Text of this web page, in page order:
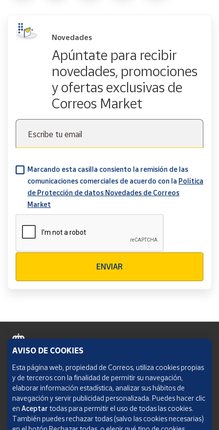
Novedades
Apúntate para recibir
novedades, promociones
y ofertas exclusivas de
Correos Market
Escribe tu email
Marcando esta casilla consiento la remisión de las
comunicaciones comerciales de acuerdo con la Política
de Protección de datos Novedades de Correos
Market
ENVIAR
Política de cookies
Aviso legal
Condiciones del servicio
Política de Privacidad Web
AVISO DE COOKIES
Esta página web, propiedad de Correos, utiliza cookies propias
y de terceros con la finalidad de permitir su navegación,
elaborar información estadística, analizar sus hábitos de
navegación y servir publicidad personalizada. Puedes hacer clic
en Aceptar todas para permitir el uso de todas las cookies.
También puedes rechazar todas (salvo las cookies necesarias)